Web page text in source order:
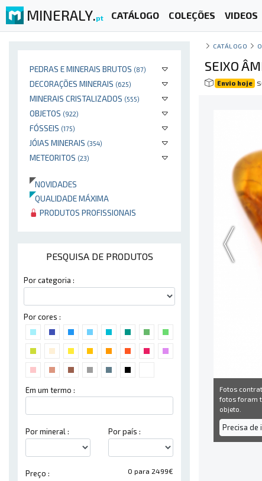
MINERALY.pt CATÁLOGO COLEÇÕES VIDEOS
PEDRAS E MINERAIS BRUTOS (87)
DECORAÇÕES MINERAIS (625)
MINERAIS CRISTALIZADOS (555)
OBJETOS (922)
FÓSSEIS (175)
JÓIAS MINERAIS (354)
METEORITOS (23)
NOVIDADES
QUALIDADE MÁXIMA
PRODUTOS PROFISSIONAIS
PESQUISA DE PRODUTOS
Por categoria :
Por cores :
Em um termo :
Por mineral : Por país :
0 para 2499€
Preço :
CATÁLOGO
SEIXO
Envio hoje
Fotos
fotos foram
objeto.
Precisa de